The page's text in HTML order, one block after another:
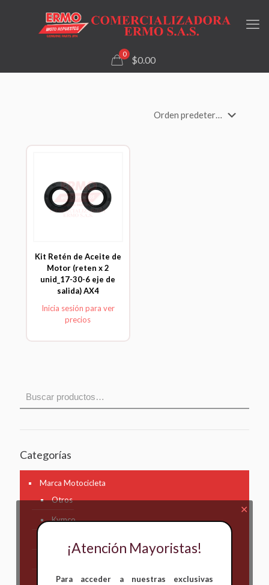
0
$0.00
Kit Retén de Aceite de
Motor (reten x 2
unid_17-30-6 eje de
salida) AX4
Inicia sesión para ver
precios
Categorías
Marca Motocicleta
Otros
Kymco
Hero
✕
¡Atención Mayoristas!
Para acceder a nuestras exclusivas